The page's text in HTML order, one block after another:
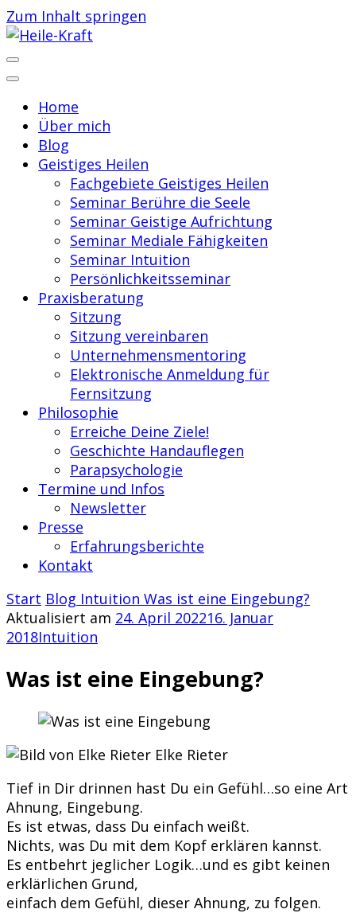
Zum Inhalt springen
Heile-Kraft
Praxis für Geistiges Heilen
Home
Über mich
Blog
Geistiges Heilen
Fachgebiete Geistiges Heilen
Seminar Berühre die Seele
Seminar Geistige Aufrichtung
Seminar Mediale Fähigkeiten
Seminar Intuition
Persönlichkeitsseminar
Praxisberatung
Sitzung
Sitzung vereinbaren
Unternehmensmentoring
Elektronische Anmeldung für
Fernsitzung
Philosophie
Erreiche Deine Ziele!
Geschichte Handauflegen
Parapsychologie
Termine und Infos
Newsletter
Presse
Erfahrungsberichte
Kontakt
Start Blog Intuition Was ist eine Eingebung?
Aktualisiert am 24. April 202216. Januar
2018Intuition
Was ist eine Eingebung?
Elke Rieter
Tief in Dir drinnen hast Du ein Gefühl…so eine Art
Ahnung, Eingebung.
Es ist etwas, dass Du einfach weißt.
Nichts, was Du mit dem Kopf erklären kannst.
Es entbehrt jeglicher Logik…und es gibt keinen
erklärlichen Grund,
einfach dem Gefühl, dieser Ahnung, zu folgen.